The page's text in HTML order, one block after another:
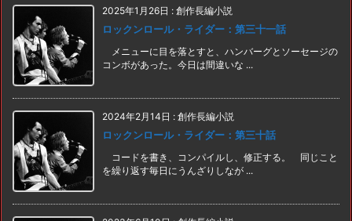
2025年1月26日 : 創作長編小説
ロックンロール・ライダー：第三十一話
メニューに目を落とすと、ハンバーグとソーセージの
コンボがあった。今日は間違いな ...
2024年2月14日 : 創作長編小説
ロックンロール・ライダー：第三十話
コードを書き、コンパイルし、修正する。 同じこと
を繰り返す毎日にうんざりしなが ...